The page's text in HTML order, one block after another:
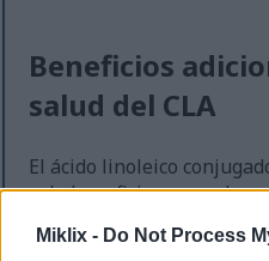
Miklix - Do Not Process
Beneficios
salud del CLA
El ácido linoleico
solo beneficios para el
contribuye a la
la función inmunitaria y